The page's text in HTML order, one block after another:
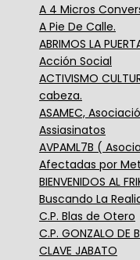
A 4 Micros
A Pie De Calle.
ABRIMOS LA
Acción Social
ACTIVISMO
cabeza.
ASAMEC,
Assiasinatos
AVPAML7B (
Afectadas por
BIENVENIDOS AL
Buscando La
C.P. Blas de Otero
C.P. GONZALO DE
CLAVE JABATO